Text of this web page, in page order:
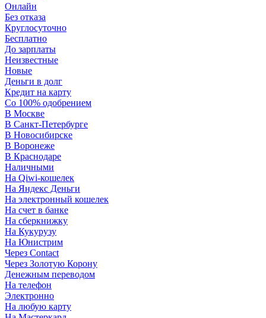
Онлайн
Без отказа
Круглосуточно
Бесплатно
До зарплаты
Неизвестные
Новые
Деньги в долг
Кредит на карту
Со 100% одобрением
В Москве
В Санкт-Петербурге
В Новосибирске
В Воронеже
В Краснодаре
Наличными
На Qiwi-кошелек
На Яндекс Деньги
На электронный кошелек
На счет в банке
На сберкнижку
На Кукурузу
На Юнистрим
Через Contact
Через Золотую Корону
Денежным переводом
На телефон
Электронно
На любую карту